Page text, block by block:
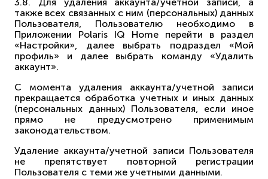
3.8. Для удаления аккаунта/учетной записи, а
также всех связанных с ним (персональных) данных
Пользователя, Пользователю необходимо в
Приложении Polaris IQ Home перейти в раздел
«Настройки», далее выбрать подраздел «Мой
профиль» и далее выбрать команду «Удалить
аккаунт».
С момента удаления аккаунта/учетной записи
прекращается обработка учетных и иных данных
(персональных данных) Пользователя, если иное
прямо не предусмотрено применимым
законодательством.
Удаление аккаунта/учетной записи Пользователя
не препятствует повторной регистрации
Пользователя с теми же учетными данными.